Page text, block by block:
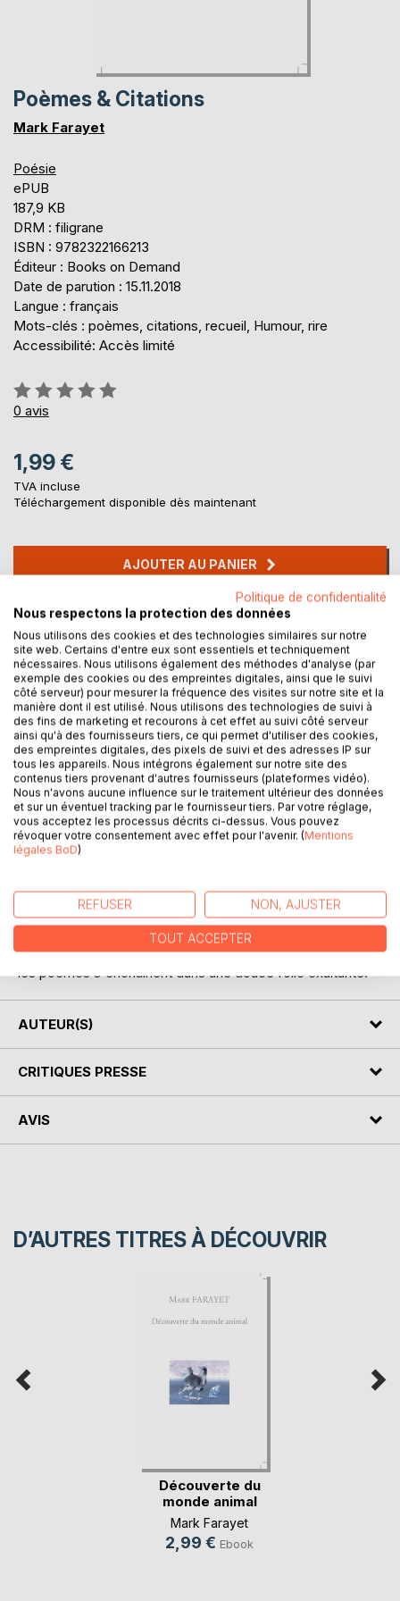
Poèmes & Citations
Mark Farayet
Poésie
ePUB
187,9 KB
DRM : filigrane
ISBN : 9782322166213
Éditeur : Books on Demand
Date de parution : 15.11.2018
Langue : français
Mots-clés : poèmes, citations, recueil, Humour, rire
Accessibilité: Accès limité
Évaluation:
0%
0 avis
1,99 €
TVA incluse
Téléchargement disponible dès maintenant
AJOUTER AU PANIER
Ajouter à ma liste d'envies
Laisser un avis
DESCRIPTION
Cet ouvrage est un recueil de poèmes et de citations
originaux et
exclusifs rédigés au grès de mes humeurs, du fil de
événements qui marquent le cours d'une existence ...
La passion, l'Amour, la dérision, l'ironie ... s'y côtoient pour
certains maux de notre société. D'un ton léger et original,
les poèmes s'enchaînent dans une douce folie exaltante.
AUTEUR(S)
CRITIQUES PRESSE
AVIS
D’AUTRES TITRES À DÉCOUVRIR
Découverte du
monde animal
Mark Farayet
2,99 € Ebook
Politique de confidentialité
Nous respectons la protection des données
Nous utilisons des cookies et des technologies similaires sur notre
site web. Certains d'entre eux sont essentiels et techniquement
nécessaires. Nous utilisons également des méthodes d'analyse (par
exemple des cookies ou des empreintes digitales, ainsi que le suivi
côté serveur) pour mesurer la fréquence des visites sur notre site et la
manière dont il est utilisé. Nous utilisons des technologies de suivi à
des fins de marketing et recourons à cet effet au suivi côté serveur
ainsi qu'à des fournisseurs tiers, ce qui permet d'utiliser des cookies,
des empreintes digitales, des pixels de suivi et des adresses IP sur
tous les appareils. Nous intégrons également sur notre site des
contenus tiers provenant d'autres fournisseurs (plateformes vidéo).
Nous n'avons aucune influence sur le traitement ultérieur des données
et sur un éventuel tracking par le fournisseur tiers. Par votre réglage,
vous acceptez les processus décrits ci-dessus. Vous pouvez
révoquer votre consentement avec effet pour l'avenir. (Mentions
légales BoD)
REFUSER NON, AJUSTER
TOUT ACCEPTER